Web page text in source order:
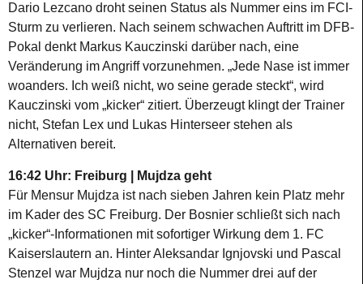
Dario Lezcano droht seinen Status als Nummer eins im FCI-
Sturm zu verlieren. Nach seinem schwachen Auftritt im DFB-
Pokal denkt Markus Kauczinski darüber nach, eine
Veränderung im Angriff vorzunehmen. „Jede Nase ist immer
woanders. Ich weiß nicht, wo seine gerade steckt“, wird
Kauczinski vom „kicker“ zitiert. Überzeugt klingt der Trainer
nicht, Stefan Lex und Lukas Hinterseer stehen als
Alternativen bereit.
16:42 Uhr: Freiburg | Mujdza geht
Für Mensur Mujdza ist nach sieben Jahren kein Platz mehr
im Kader des SC Freiburg. Der Bosnier schließt sich nach
„kicker“-Informationen mit sofortiger Wirkung dem 1. FC
Kaiserslautern an. Hinter Aleksandar Ignjovski und Pascal
Stenzel war Mujdza nur noch die Nummer drei auf der